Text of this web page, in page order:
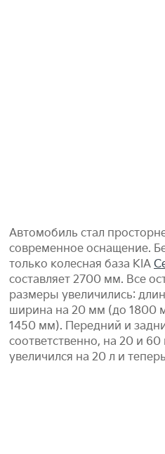
Автомобиль стал
современное оснащение.
только колесная база KIA
составляет 2700 мм. Все
размеры увеличились:
ширина на 20 мм (до 1800
1450 мм). Передний и
соответственно, на 20 и
увеличился на 20 л и